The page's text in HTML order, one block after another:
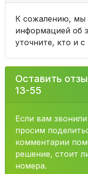
К сожалению, мы
информацией об
уточните, кто и
Оставить
13-55
Если вам
просим
комментарии
решение, стоит
номера.